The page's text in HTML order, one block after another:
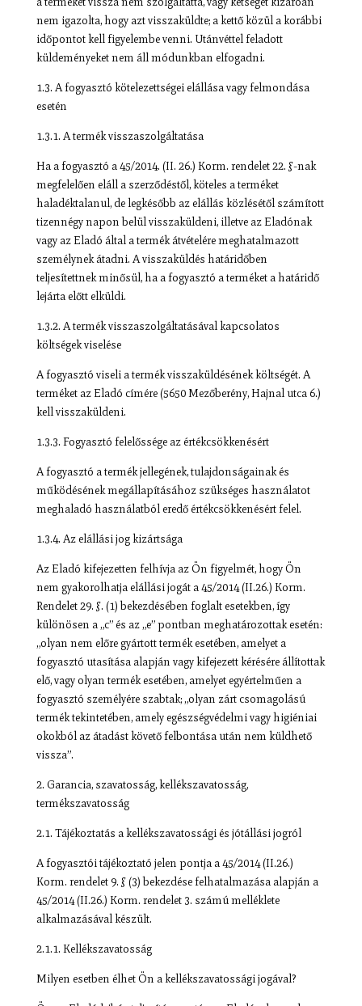
nem igazolta, hogy azt visszaküldte; a kettő közül a korábbi
időpontot kell figyelembe venni. Utánvéttel feladott
küldeményeket nem áll módunkban elfogadni.
1.3. A fogyasztó kötelezettségei elállása vagy felmondása
esetén
1.3.1. A termék visszaszolgáltatása
Ha a fogyasztó a 45/2014. (II. 26.) Korm. rendelet 22. §-nak
megfelelően eláll a szerződéstől, köteles a terméket
haladéktalanul, de legkésőbb az elállás közlésétől számított
tizennégy napon belül visszaküldeni, illetve az Eladónak
vagy az Eladó által a termék átvételére meghatalmazott
személynek átadni. A visszaküldés határidőben
teljesítettnek minősül, ha a fogyasztó a terméket a határidő
lejárta előtt elküldi.
1.3.2. A termék visszaszolgáltatásával kapcsolatos
költségek viselése
A fogyasztó viseli a termék visszaküldésének költségét. A
terméket az Eladó címére (5650 Mezőberény, Hajnal utca 6.)
kell visszaküldeni.
1.3.3. Fogyasztó felelőssége az értékcsökkenésért
A fogyasztó a termék jellegének, tulajdonságainak és
működésének megállapításához szükséges használatot
meghaladó használatból eredő értékcsökkenésért felel.
1.3.4. Az elállási jog kizártsága
Az Eladó kifejezetten felhívja az Ön figyelmét, hogy Ön
nem gyakorolhatja elállási jogát a 45/2014 (II.26.) Korm.
Rendelet 29. §. (1) bekezdésében foglalt esetekben, így
különösen a „c” és az „e” pontban meghatározottak esetén:
„olyan nem előre gyártott termék esetében, amelyet a
fogyasztó utasítása alapján vagy kifejezett kérésére állítottak
elő, vagy olyan termék esetében, amelyet egyértelműen a
fogyasztó személyére szabtak; „olyan zárt csomagolású
termék tekintetében, amely egészségvédelmi vagy higiéniai
okokból az átadást követő felbontása után nem küldhető
vissza”.
2. Garancia, szavatosság, kellékszavatosság,
termékszavatosság
2.1. Tájékoztatás a kellékszavatossági és jótállási jogról
A fogyasztói tájékoztató jelen pontja a 45/2014 (II.26.)
Korm. rendelet 9. § (3) bekezdése felhatalmazása alapján a
45/2014 (II.26.) Korm. rendelet 3. számú melléklete
alkalmazásával készült.
2.1.1. Kellékszavatosság
Milyen esetben élhet Ön a kellékszavatossági jogával?